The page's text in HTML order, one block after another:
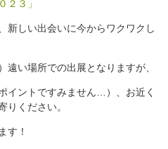
２３」
新しい出会いに今からワクワクし
い場所での出展となりますが、
イントですみません…）、お近く
りください。
す！